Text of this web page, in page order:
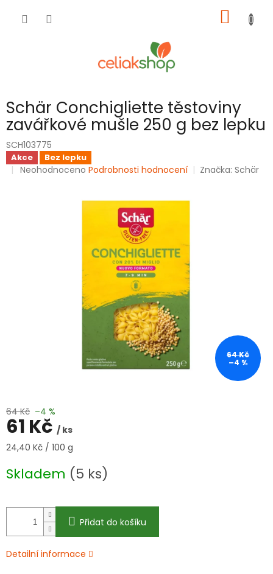
KOŠÍK
Schär Conchigliette těstoviny
zavářkové mušle 250 g bez lepku
SCH103775
Akce Bez lepku
Průměrné
Neohodnoceno Podrobnosti hodnocení Značka: Schär
64 Kč
–4 %
64 Kč –4 %
61 Kč / ks
Měrná
24,40 Kč / 100 g
Skladem (5 ks)
Přidat do košíku
Detailní informace